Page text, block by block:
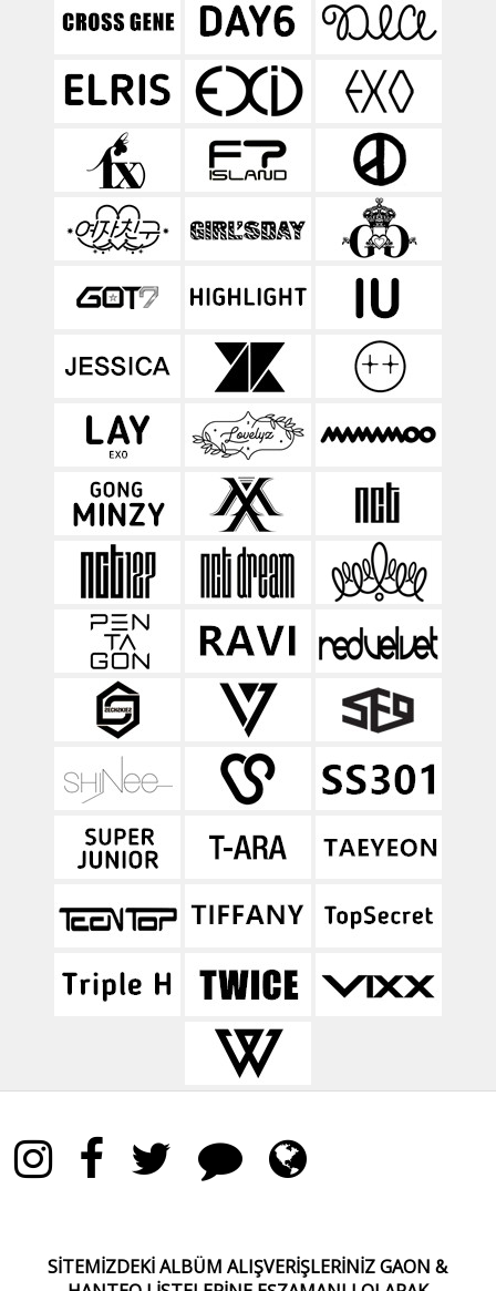
SİTEMİZDEKİ ALBÜM ALIŞVERİŞLERİNİZ GAON &